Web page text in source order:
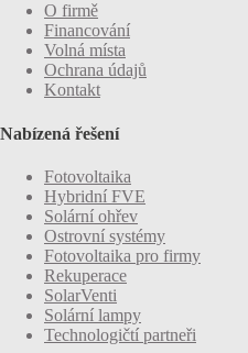
O firmě
Financování
Volná místa
Ochrana údajů
Kontakt
Nabízená řešení
Fotovoltaika
Hybridní FVE
Solární ohřev
Ostrovní systémy
Fotovoltaika pro firmy
Rekuperace
SolarVenti
Solární lampy
Technologičtí partneři